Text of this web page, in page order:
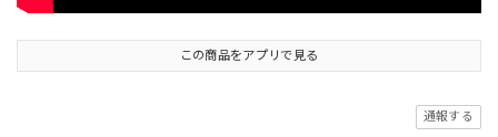
この商品をアプリで見る
通報する